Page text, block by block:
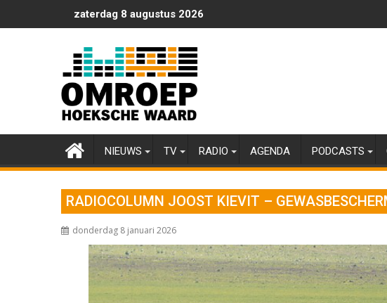
naar
zaterdag 8 augustus 2026
NIEUWS TV RADIO AGENDA PODCASTS
RADIOCOLUMN JOOST KIEVIT –
donderdag 8 januari 2026